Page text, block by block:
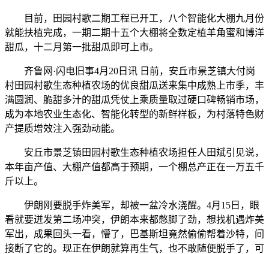
目前，田园村歌二期工程已开工，八个智能化大棚九月份
就能扶植完成，一期二期十五个大棚将全数定植羊角蜜和博洋
甜瓜，十二月第一批甜瓜即可上市。
齐鲁网·闪电旧事4月20日讯 日前，安丘市景芝镇大付岗
村田园村歌生态种植农场的优良甜瓜送来集中成熟上市季，丰
满圆润、脆甜多汁的甜瓜凭仗上乘质量取过硬口碑畅销市场，
成为本地农业生态化、智能化转型的新鲜样板，为村落特色财
产提质增效注入强劲动能。
安丘市景芝镇田园村歌生态种植农场担任人田斌引见说，
本年亩产值、大棚产值都高于预期，一个棚总产正在一万五千
斤以上。
伊朗刚要脱手炸美军，却被一盆冷水浇醒。4月15日，眼
看就要迸发第二场冲突，伊朗本来都憋脚了劲，想找机遇炸美
军出，成果回头一看，懵了，巴基斯坦竟然偷偷帮着沙特，间
接断了它的。现正在伊朗就算再生气，也不敢随便脱手了，可